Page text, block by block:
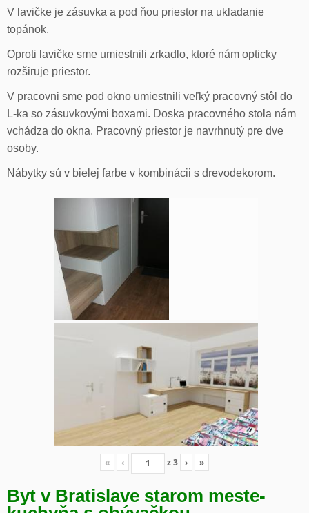
V lavičke je zásuvka a pod ňou priestor na ukladanie
topánok.
Oproti lavičke sme umiestnili zrkadlo, ktoré nám opticky
rozširuje priestor.
V pracovni sme pod okno umiestnili veľký pracovný stôl do
L-ka so zásuvkovými boxami. Doska pracovného stola nám
vchádza do okna. Pracovný priestor je navrhnutý pre dve
osoby.
Nábytky sú v bielej farbe v kombinácii s drevodekorom.
« ‹ z3 › »
Byt v Bratislave starom meste-